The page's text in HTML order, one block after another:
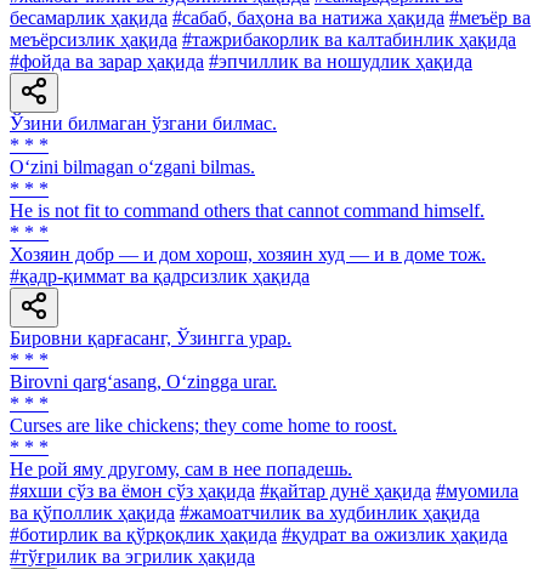
бесамарлик ҳақида #сабаб, баҳона ва натижа ҳақида #меъёр ва
меъёрсизлик ҳақида #тажрибакорлик ва калтабинлик ҳақида
#фойда ва зарар ҳақида #эпчиллик ва ношудлик ҳақида
Ўзини билмаган ўзгани билмас.
* * *
O‘zini bilmagan o‘zgani bilmas.
* * *
He is not fit to command others that cannot command himself.
* * *
Хозяин добр — и дом хорош, хозяин худ — и в доме тож.
#қадр-қиммат ва қадрсизлик ҳақида
Бировни қарғасанг, Ўзингга урар.
* * *
Birovni qarg‘asang, O‘zingga urar.
* * *
Curses are like chickens; they come home to roost.
* * *
He рой яму другому, сам в нее попадешь.
#яхши сўз ва ёмон сўз ҳақида #қайтар дунё ҳақида #муомила
ва қўполлик ҳақида #жамоатчилик ва худбинлик ҳақида
#ботирлик ва қўрқоқлик ҳақида #қудрат ва ожизлик ҳақида
#тўғрилик ва эгрилик ҳақида